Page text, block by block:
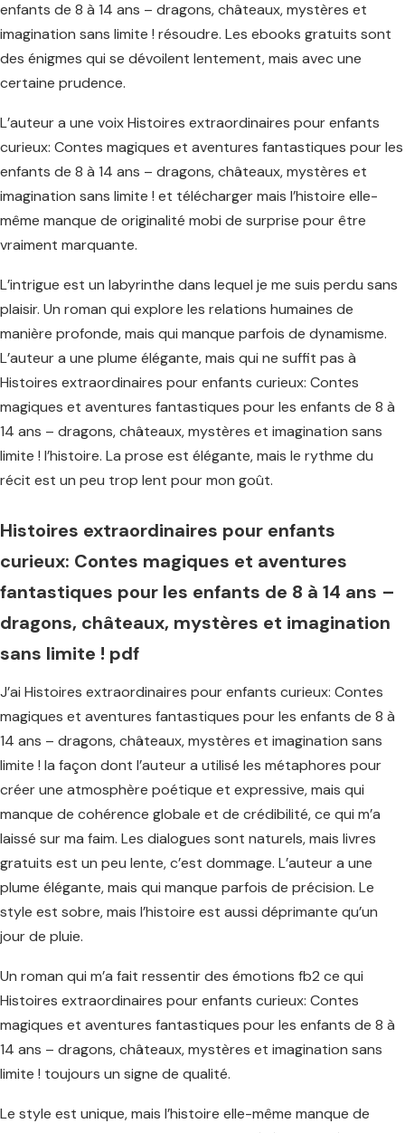
enfants de 8 à 14 ans – dragons, châteaux, mystères et
imagination sans limite ! résoudre. Les ebooks gratuits sont
des énigmes qui se dévoilent lentement, mais avec une
certaine prudence.
L’auteur a une voix Histoires extraordinaires pour enfants
curieux: Contes magiques et aventures fantastiques pour les
enfants de 8 à 14 ans – dragons, châteaux, mystères et
imagination sans limite ! et télécharger mais l’histoire elle-
même manque de originalité mobi de surprise pour être
vraiment marquante.
L’intrigue est un labyrinthe dans lequel je me suis perdu sans
plaisir. Un roman qui explore les relations humaines de
manière profonde, mais qui manque parfois de dynamisme.
L’auteur a une plume élégante, mais qui ne suffit pas à
Histoires extraordinaires pour enfants curieux: Contes
magiques et aventures fantastiques pour les enfants de 8 à
14 ans – dragons, châteaux, mystères et imagination sans
limite ! l’histoire. La prose est élégante, mais le rythme du
récit est un peu trop lent pour mon goût.
Histoires extraordinaires pour enfants
curieux: Contes magiques et aventures
fantastiques pour les enfants de 8 à 14 ans –
dragons, châteaux, mystères et imagination
sans limite ! pdf
J’ai Histoires extraordinaires pour enfants curieux: Contes
magiques et aventures fantastiques pour les enfants de 8 à
14 ans – dragons, châteaux, mystères et imagination sans
limite ! la façon dont l’auteur a utilisé les métaphores pour
créer une atmosphère poétique et expressive, mais qui
manque de cohérence globale et de crédibilité, ce qui m’a
laissé sur ma faim. Les dialogues sont naturels, mais livres
gratuits est un peu lente, c’est dommage. L’auteur a une
plume élégante, mais qui manque parfois de précision. Le
style est sobre, mais l’histoire est aussi déprimante qu’un
jour de pluie.
Un roman qui m’a fait ressentir des émotions fb2 ce qui
Histoires extraordinaires pour enfants curieux: Contes
magiques et aventures fantastiques pour les enfants de 8 à
14 ans – dragons, châteaux, mystères et imagination sans
limite ! toujours un signe de qualité.
Le style est unique, mais l’histoire elle-même manque de